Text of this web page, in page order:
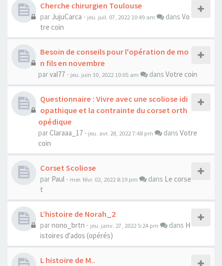
Cherche chirurgien Toulouse
par JujuCarca - jeu. juil. 07, 2022 10:49 am dans Vo
tre coin
Besoin de conseils pour l'opération de mo
n fils en novembre
parval77 - jeu. juin 30, 2022 10:05 am dans Votre coin
Questionnaire : Vivre avec une scoliose idi
opathique et la contrainte du corset orth
opédique
parClaraaa_17 - jeu. avr. 28, 2022 7:48 pm dans Votre
coin
Corset Scoliose
par Paul - mer. févr. 02, 2022 8:19 pm dans Le corse
t
L’histoire de Norah_2
parnono_brtn - jeu. janv. 27, 2022 5:24 pm dans H
istoires d'ados (opérés)
L histoire de M..